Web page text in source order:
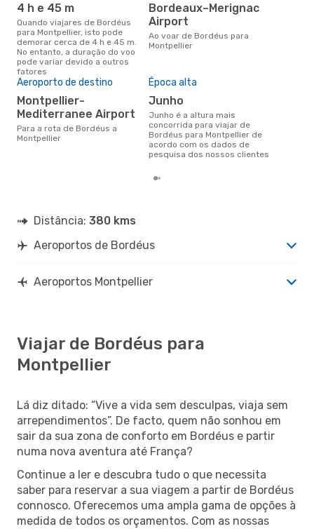
4 h e 45 m
Quando viajares de Bordéus
para Montpellier, isto pode
demorar cerca de 4 h e 45 m.
No entanto, a duração do voo
pode variar devido a outros
fatores
Bordeaux–Merignac
Airport
Ao voar de Bordéus para
Montpellier
Aeroporto de destino
Montpellier-
Mediterranee Airport
Para a rota de Bordéus a
Montpellier
Época alta
junho
junho é a altura mais
concorrida para viajar de
Bordéus para Montpellier de
acordo com os dados de
pesquisa dos nossos clientes
Distância: 380 kms
Aeroportos de Bordéus
Aeroportos Montpellier
Viajar de Bordéus para
Montpellier
Lá diz ditado: “Vive a vida sem desculpas, viaja sem
arrependimentos”. De facto, quem não sonhou em
sair da sua zona de conforto em Bordéus e partir
numa nova aventura até França?
Continue a ler e descubra tudo o que necessita
saber para reservar a sua viagem a partir de Bordéus
connosco. Oferecemos uma ampla gama de opções à
medida de todos os orçamentos. Com as nossas